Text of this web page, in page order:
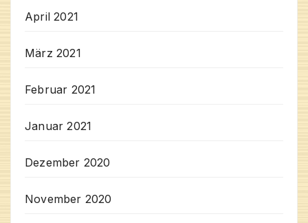
April 2021
März 2021
Februar 2021
Januar 2021
Dezember 2020
November 2020